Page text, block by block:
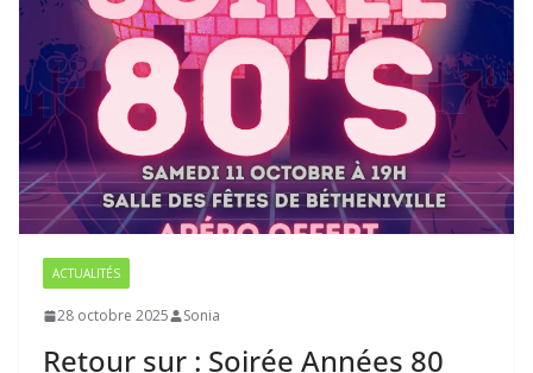
ACTUALITÉS
28 octobre 2025 Sonia
Retour sur : Soirée Années 80